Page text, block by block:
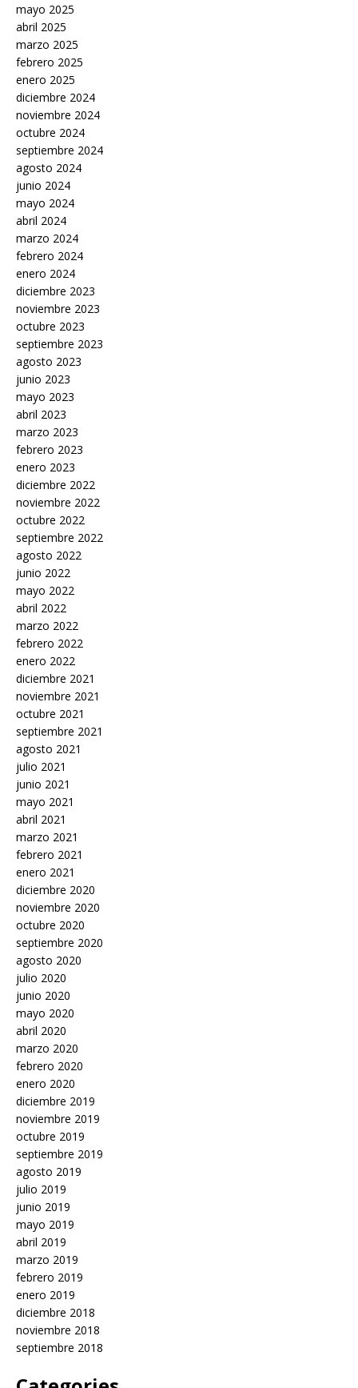
mayo 2025
abril 2025
marzo 2025
febrero 2025
enero 2025
diciembre 2024
noviembre 2024
octubre 2024
septiembre 2024
agosto 2024
junio 2024
mayo 2024
abril 2024
marzo 2024
febrero 2024
enero 2024
diciembre 2023
noviembre 2023
octubre 2023
septiembre 2023
agosto 2023
junio 2023
mayo 2023
abril 2023
marzo 2023
febrero 2023
enero 2023
diciembre 2022
noviembre 2022
octubre 2022
septiembre 2022
agosto 2022
junio 2022
mayo 2022
abril 2022
marzo 2022
febrero 2022
enero 2022
diciembre 2021
noviembre 2021
octubre 2021
septiembre 2021
agosto 2021
julio 2021
junio 2021
mayo 2021
abril 2021
marzo 2021
febrero 2021
enero 2021
diciembre 2020
noviembre 2020
octubre 2020
septiembre 2020
agosto 2020
julio 2020
junio 2020
mayo 2020
abril 2020
marzo 2020
febrero 2020
enero 2020
diciembre 2019
noviembre 2019
octubre 2019
septiembre 2019
agosto 2019
julio 2019
junio 2019
mayo 2019
abril 2019
marzo 2019
febrero 2019
enero 2019
diciembre 2018
noviembre 2018
septiembre 2018